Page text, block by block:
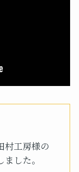
村工房様の
した。